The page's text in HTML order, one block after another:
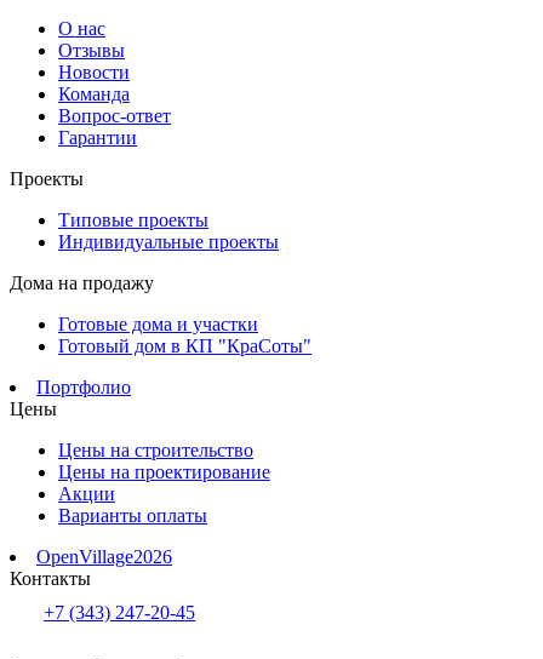
О нас
Отзывы
Новости
Команда
Вопрос-ответ
Гарантии
Проекты
Типовые проекты
Индивидуальные проекты
Дома на продажу
Готовые дома и участки
Готовый дом в КП "КраСоты"
Портфолио
Цены
Цены на строительство
Цены на проектирование
Акции
Варианты оплаты
OpenVillage2026
Контакты
+7 (343) 247-20-45